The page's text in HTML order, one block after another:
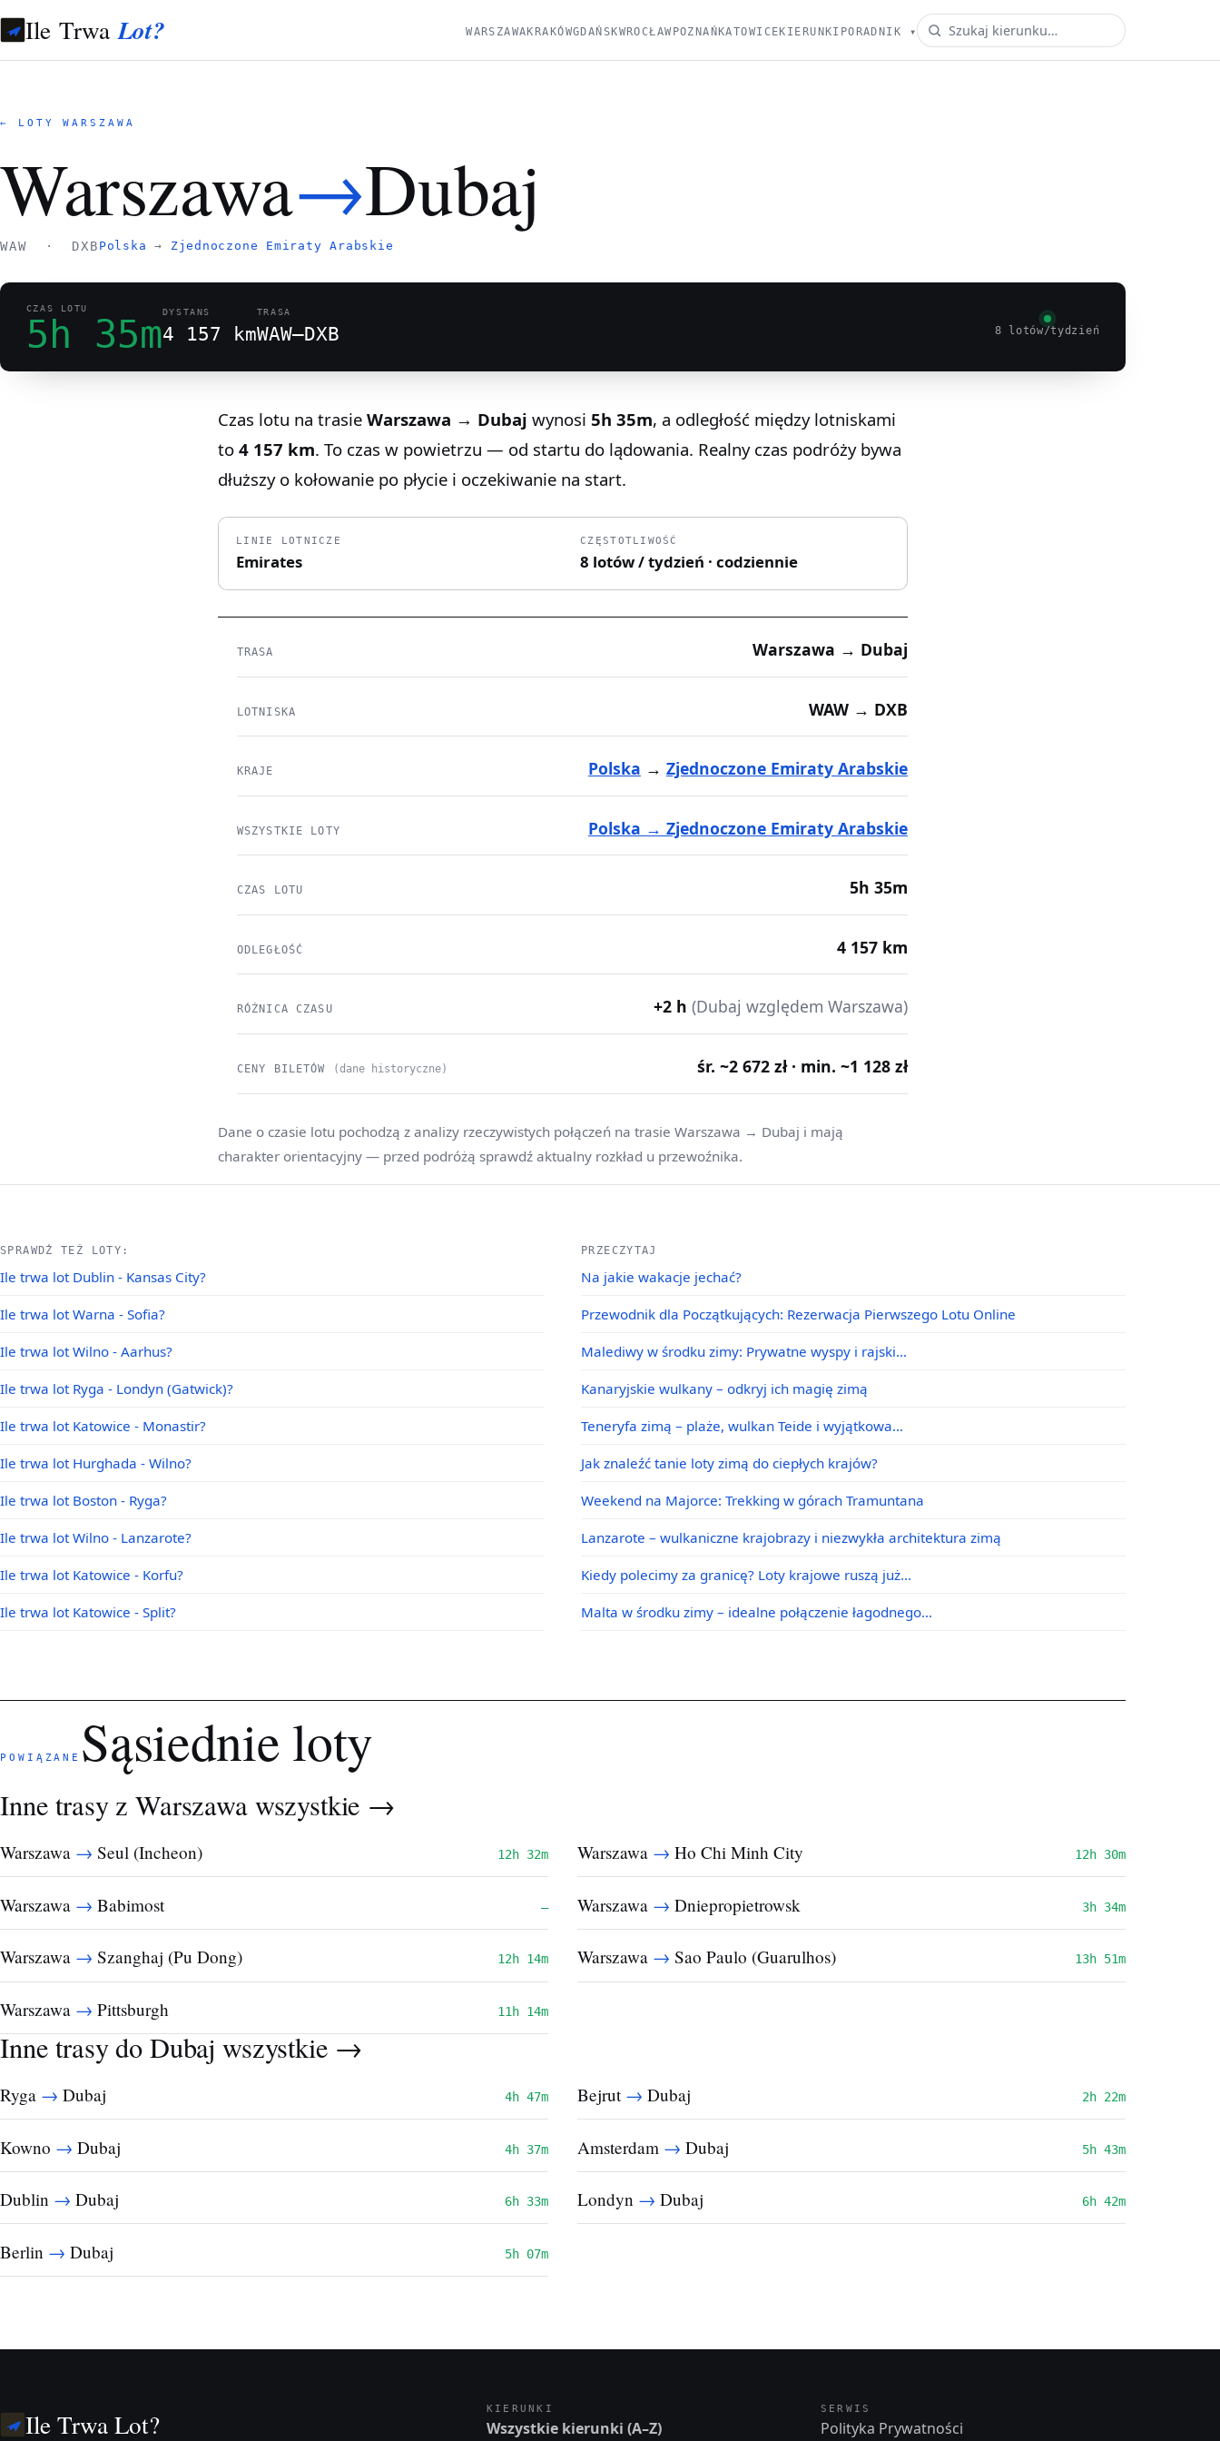
Ile TrwaLot? WARSZAWAKRAKÓWGDAŃSKWROCŁAW POZNAŃKATOWICEKIERUNKI PORADNIK ▾
← LOTY WARSZAWA
Warszawa→Dubaj
WAW · DXB Polska → Zjednoczone Emiraty Arabskie
CZAS LOTU
5h 35m
DYSTANS
4 157 km
TRASA
WAW–DXB 8 lotów/tydzień
Czas lotu na trasie Warszawa → Dubaj wynosi 5h 35m, a odległość między lotniskami
to 4 157 km. To czas w powietrzu — od startu do lądowania. Realny czas podróży bywa
dłuższy o kołowanie po płycie i oczekiwanie na start.
LINIE LOTNICZE
Emirates
CZĘSTOTLIWOŚĆ
8 lotów / tydzień · codziennie
TRASA Warszawa → Dubaj
LOTNISKA WAW → DXB
KRAJE Polska → Zjednoczone Emiraty Arabskie
WSZYSTKIE LOTY Polska → Zjednoczone Emiraty Arabskie
CZAS LOTU 5h 35m
ODLEGŁOŚĆ 4 157 km
RÓŻNICA CZASU +2 h (Dubaj względem Warszawa)
CENY BILETÓW (dane historyczne) śr. ~2 672 zł · min. ~1 128 zł
Dane o czasie lotu pochodzą z analizy rzeczywistych połączeń na trasie Warszawa → Dubaj i mają
charakter orientacyjny — przed podróżą sprawdź aktualny rozkład u przewoźnika.
SPRAWDŹ TEŻ LOTY:
Ile trwa lot Dublin - Kansas City?
Ile trwa lot Warna - Sofia?
Ile trwa lot Wilno - Aarhus?
Ile trwa lot Ryga - Londyn (Gatwick)?
Ile trwa lot Katowice - Monastir?
Ile trwa lot Hurghada - Wilno?
Ile trwa lot Boston - Ryga?
Ile trwa lot Wilno - Lanzarote?
Ile trwa lot Katowice - Korfu?
Ile trwa lot Katowice - Split?
PRZECZYTAJ
Na jakie wakacje jechać?
Przewodnik dla Początkujących: Rezerwacja Pierwszego Lotu Online
Malediwy w środku zimy: Prywatne wyspy i rajski…
Kanaryjskie wulkany – odkryj ich magię zimą
Teneryfa zimą – plaże, wulkan Teide i wyjątkowa…
Jak znaleźć tanie loty zimą do ciepłych krajów?
Weekend na Majorce: Trekking w górach Tramuntana
Lanzarote – wulkaniczne krajobrazy i niezwykła architektura zimą
Kiedy polecimy za granicę? Loty krajowe ruszą już…
Malta w środku zimy – idealne połączenie łagodnego…
POWIĄZANE Sąsiednie loty
Inne trasy z Warszawawszystkie →
Warszawa → Seul (Incheon) 12h 32m Warszawa → Ho Chi Minh City 12h 30m
Warszawa → Babimost — Warszawa → Dniepropietrowsk 3h 34m
Warszawa → Szanghaj (Pu Dong) 12h 14m Warszawa → Sao Paulo (Guarulhos) 13h 51m
Warszawa → Pittsburgh 11h 14m
Inne trasy do Dubaj wszystkie →
Ryga → Dubaj 4h 47m Bejrut → Dubaj 2h 22m
Kowno → Dubaj 4h 37m Amsterdam → Dubaj 5h 43m
Dublin → Dubaj 6h 33m Londyn → Dubaj 6h 42m
Berlin → Dubaj 5h 07m
Ile Trwa Lot? KIERUNKI
Wszystkie kierunki (A–Z)
SERWIS
Polityka Prywatności